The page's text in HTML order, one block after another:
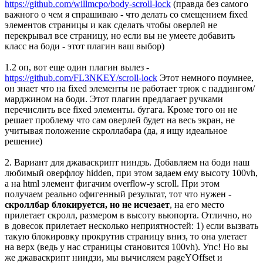
https://github.com/willmcpo/body-scroll-lock (правда без самого
важного о чем я спрашиваю - что делать со смещением fixed
элементов страницы и как сделать чтобы оверлей не
перекрывал все страницу, но если вы не умеете добавить
класс на боди - этот плагин ваш выбор)
1.2 оп, вот еще один плагин вылез -
https://github.com/FL3NKEY/scroll-lock Этот немного поумнее,
он знает что на fixed элементы не работает трюк с паддингом/
марджином на боди. Этот плагин предлагает ручками
перечислить все fixed элементы. бугага. Кроме того он не
решает проблему что сам оверлей будет на весь экран, не
учитывая положение скроллабара (да, я ищу идеальное
решение)
2. Вариант для джаваскрипт ниндзь. Добавляем на боди наш
любимый оверфлоу hidden, при этом задаем ему высоту 100vh,
а на html элемент фигачим overflow-y scroll. При этом
получаем реально офигенный результат, тот что нужен -
скроллбар блокируется, но не исчезает, на его место
прилетает скролл, размером в высоту вьюпорта. Отлично, но
в довесок прилетает несколько неприятностей: 1) если вызвать
такую блокировку прокрутив страницу вниз, то она улетает
на верх (ведь у нас страницы становится 100vh). Упс! Но вы
же джаваскрипт ниндзи, мы вычисляем pageYOffset и